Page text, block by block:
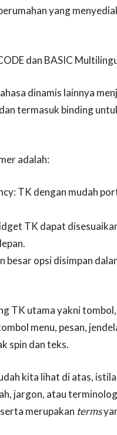
yang
dan BASIC
dinamis lainnya
termasuk binding
adalah:
TK dengan mudah
TK dapat
besar opsi disimpan
TK utama yakni
menu, pesan,
spin dan teks.
kita lihat di atas,
jargon, atau
merupakan terms